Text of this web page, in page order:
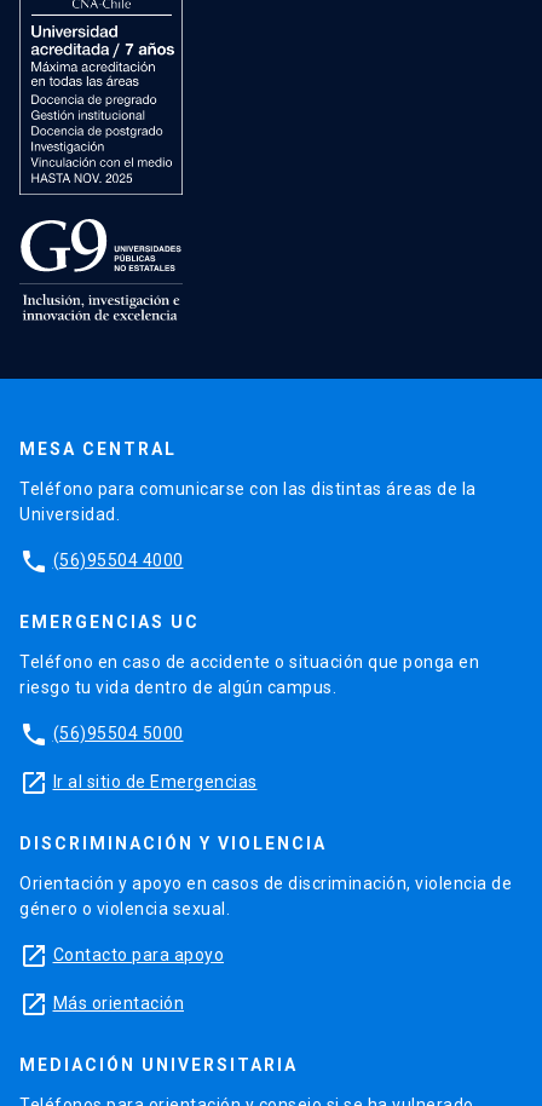
MESA CENTRAL
Teléfono para comunicarse con las distintas áreas de la
Universidad.
phone (56)95504 4000
EMERGENCIAS UC
Teléfono en caso de accidente o situación que ponga en
riesgo tu vida dentro de algún campus.
phone (56)95504 5000
launch Ir al sitio de Emergencias
DISCRIMINACIÓN Y VIOLENCIA
Orientación y apoyo en casos de discriminación, violencia de
género o violencia sexual.
launch Contacto para apoyo
launch Más orientación
MEDIACIÓN UNIVERSITARIA